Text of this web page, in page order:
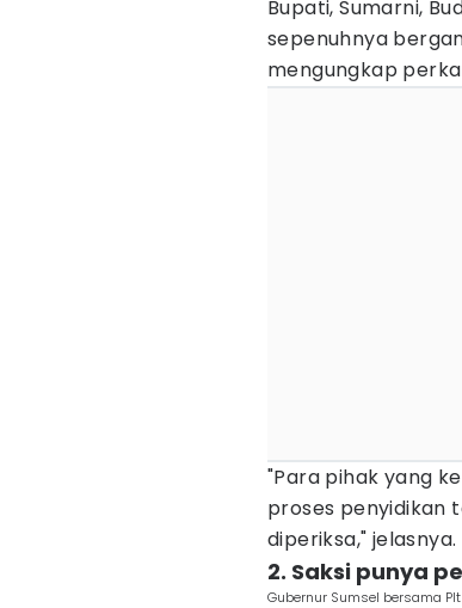
Bupati, Sumarni,
sepenuhnya
mengungkap
"Para pihak yang
proses penyidikan
diperiksa," jelasnya.
2. Saksi punya
Gubernur Sumsel bersama